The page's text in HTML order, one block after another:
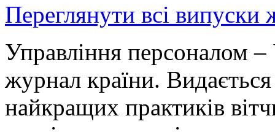
Переглянути всі випуски
Управління персоналом
журнал країни.
найкращих практиків